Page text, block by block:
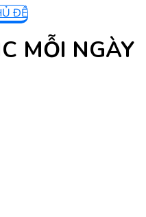
ĐỀ
MỖI NGÀY